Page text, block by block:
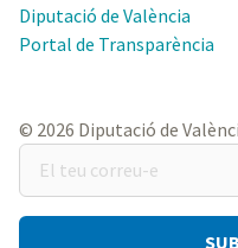
Diputació de València
Portal de Transparència
© 2026 Diputació de
El
teu
correu-